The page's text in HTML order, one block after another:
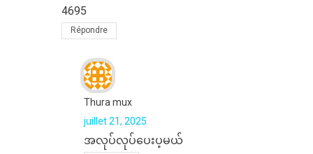
4695
Répondre
Thura mux
juillet 21, 2025
အလုပ်လုပ်ပေးပ့မယ်